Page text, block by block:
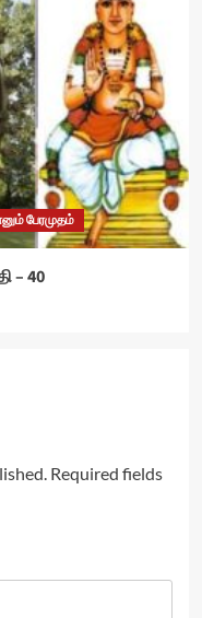
பேரமுதம்
– 40
Required fields